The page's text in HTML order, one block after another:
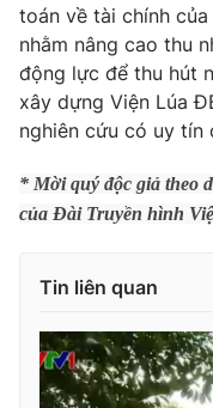
VTV Money
VTV Sức khoẻ
Thị trường 24h
VTV9
Liên hệ tòa soạn
toán về tài chính
nhằm nâng cao thu
động lực để thu hút
xây dựng Viện Lúa
nghiên cứu có uy tín
* Mời quý độc giả theo
của Đài Truyền hình
Tin liên quan